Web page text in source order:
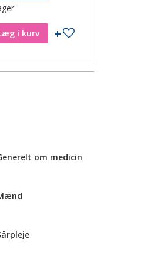
i kurv Tilføj til ønskeseddel
om medicin